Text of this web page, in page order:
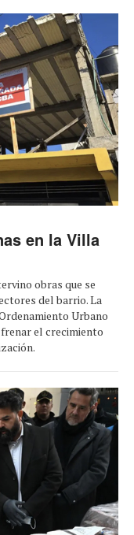
en la Villa
obras que se
del barrio. La
Urbano
el crecimiento